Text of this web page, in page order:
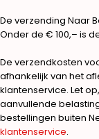
De verzending Naar
Onder de € 100,– is
De verzendkosten
afhankelijk van het
klantenservice. Let
aanvullende
bestellingen buiten
klantenservice.